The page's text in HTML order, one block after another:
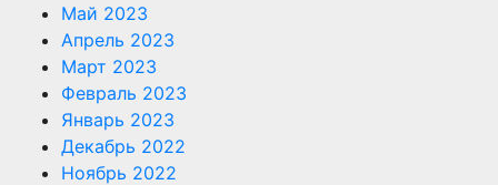
Май 2023
Апрель 2023
Март 2023
Февраль 2023
Январь 2023
Декабрь 2022
Ноябрь 2022